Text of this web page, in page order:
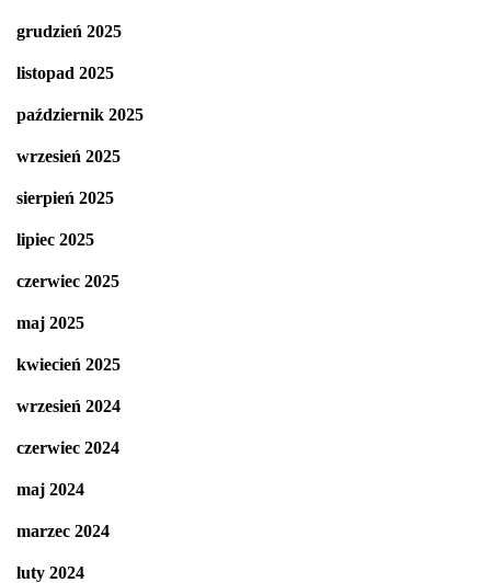
grudzień 2025
listopad 2025
październik 2025
wrzesień 2025
sierpień 2025
lipiec 2025
czerwiec 2025
maj 2025
kwiecień 2025
wrzesień 2024
czerwiec 2024
maj 2024
marzec 2024
luty 2024